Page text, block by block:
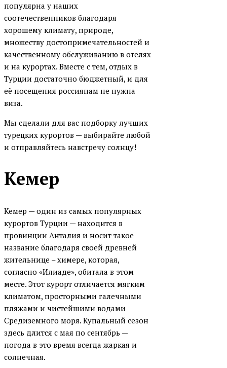
популярна у наших
соотечественников благодаря
хорошему климату, природе,
множеству достопримечательностей и
качественному обслуживанию в отелях
и на курортах. Вместе с тем, отдых в
Турции достаточно бюджетный, и для
её посещения россиянам не нужна
виза.
Мы сделали для вас подборку лучших
турецких курортов — выбирайте любой
и отправляйтесь навстречу солнцу!
Кемер
Кемер — один из самых популярных
курортов Турции — находится в
провинции Анталия и носит такое
название благодаря своей древней
жительнице – химере, которая,
согласно «Илиаде», обитала в этом
месте. Этот курорт отличается мягким
климатом, просторными галечными
пляжами и чистейшими водами
Средиземного моря. Купальный сезон
здесь длится с мая по сентябрь —
погода в это время всегда жаркая и
солнечная.